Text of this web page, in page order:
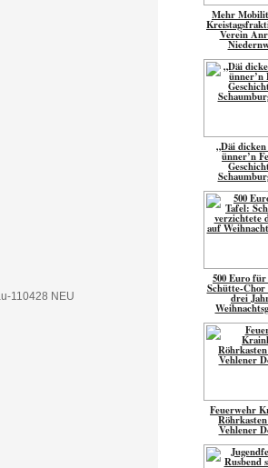
Mehr
Verein
„Däi
ünner’n
500 Euro
Schütte-
drei
Feuerwehr
Vehlener